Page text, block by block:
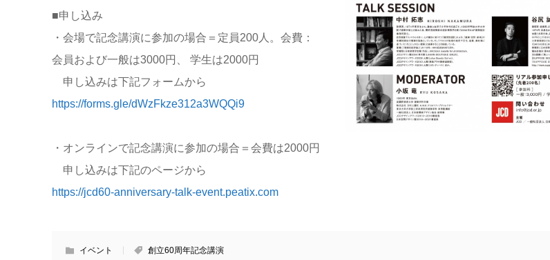
■申し込み
・会場で記念講演に参加の場合＝定員200人。会費：
会員および一般は3000円、 学生は2000円
申し込みは下記フォームから
https://forms.gle/dWzFkze312a3WQQi9
・オンラインで記念講演に参加の場合＝会費は2000円
申し込みは下記のページから
https://jcd60-anniversary-talk-event.peatix.com
イベント 創立60周年記念講演